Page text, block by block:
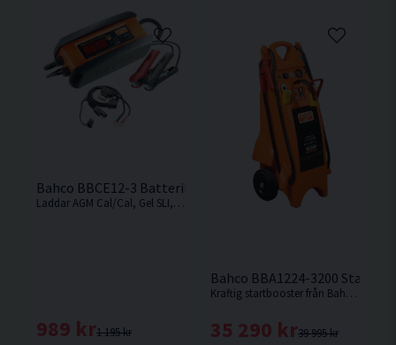
Bahco BBCE12-3 Batteriladdare 12V 3A
Laddar AGM Cal/Cal, Gel SLI, VRLA, EFB batterier inklusive Start & Stop samt litium LiFePO4.
1 195 kr
989 kr
Bahco BBA1224-3200
Kraftig startbooster från Bahco med 3200 A i startström vid 12V och 1600 A vid 24V
39 995 kr
35 290 kr